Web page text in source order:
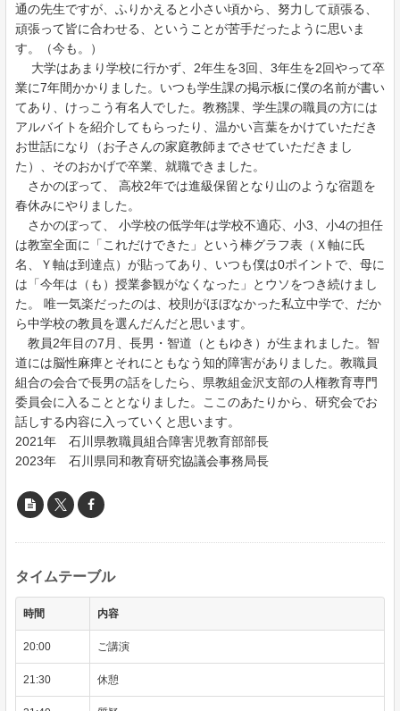
通の先生ですが、ふりかえると小さい頃から、努力して頑張る、
頑張って皆に合わせる、ということが苦手だったように思いま
す。（今も。）
大学はあまり学校に行かず、2年生を3回、3年生を2回やって卒
業に7年間かかりました。いつも学生課の掲示板に僕の名前が書い
てあり、けっこう有名人でした。教務課、学生課の職員の方には
アルバイトを紹介してもらったり、温かい言葉をかけていただき
お世話になり（お子さんの家庭教師までさせていただきまし
た）、そのおかげで卒業、就職できました。
さかのぼって、 高校2年では進級保留となり山のような宿題を
春休みにやりました。
さかのぼって、 小学校の低学年は学校不適応、小3、小4の担任
は教室全面に「これだけできた」という棒グラフ表（Ｘ軸に氏
名、Ｙ軸は到達点）が貼ってあり、いつも僕は0ポイントで、母に
は「今年は（も）授業参観がなくなった」とウソをつき続けまし
た。 唯一気楽だったのは、校則がほぼなかった私立中学で、だか
ら中学校の教員を選んだんだと思います。
教員2年目の7月、長男・智道（ともゆき）が生まれました。智
道には脳性麻痺とそれにともなう知的障害がありました。教職員
組合の会合で長男の話をしたら、県教組金沢支部の人権教育専門
委員会に入ることとなりました。ここのあたりから、研究会でお
話しする内容に入っていくと思います。
2021年 石川県教職員組合障害児教育部部長
2023年 石川県同和教育研究協議会事務局長
タイムテーブル
時間 内容
20:00 ご講演
21:30 休憩